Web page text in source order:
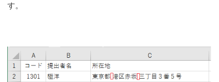
す。